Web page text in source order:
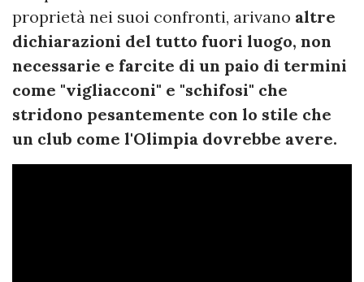
proprietà nei suoi confronti, arivano altre
dichiarazioni del tutto fuori luogo, non
necessarie e farcite di un paio di termini
come "vigliacconi" e "schifosi" che
stridono pesantemente con lo stile che
un club come l'Olimpia dovrebbe avere.